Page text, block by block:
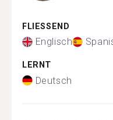
FLIESSEND
Englisch
LERNT
Deutsch